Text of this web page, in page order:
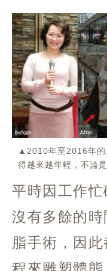
▲2010年至2016年的
得越來越年輕，不論
平時因工作
沒有多餘的
脂手術，因